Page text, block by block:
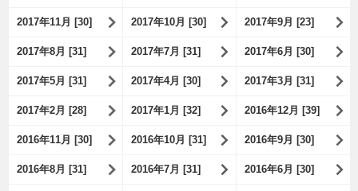
2017年11月 [30] 2017年10月 [30] 2017年9月 [23]
2017年8月 [31] 2017年7月 [31] 2017年6月 [30]
2017年5月 [31] 2017年4月 [30] 2017年3月 [31]
2017年2月 [28] 2017年1月 [32] 2016年12月 [39]
2016年11月 [30] 2016年10月 [31] 2016年9月 [30]
2016年8月 [31] 2016年7月 [31] 2016年6月 [30]